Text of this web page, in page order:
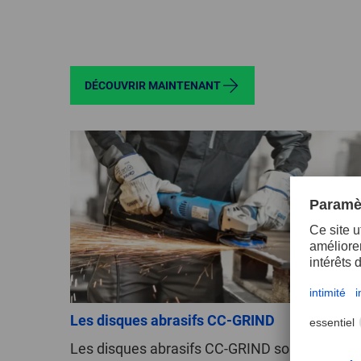
DÉCOUVRIR MAINTENANT
Les disques abrasifs CC-GRIND
Les disques abrasifs CC-GRIND sont